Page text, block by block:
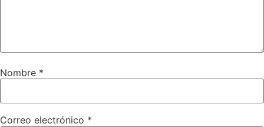
Nombre *
Correo electrónico *